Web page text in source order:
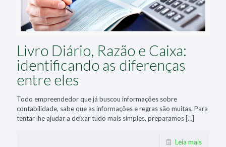
Livro Diário, Razão e Caixa:
identificando as diferenças
entre eles
Todo empreendedor que já buscou informações sobre
contabilidade, sabe que as informações e regras são muitas. Para
tentar lhe ajudar a deixar tudo mais simples, preparamos […]
Leia mais